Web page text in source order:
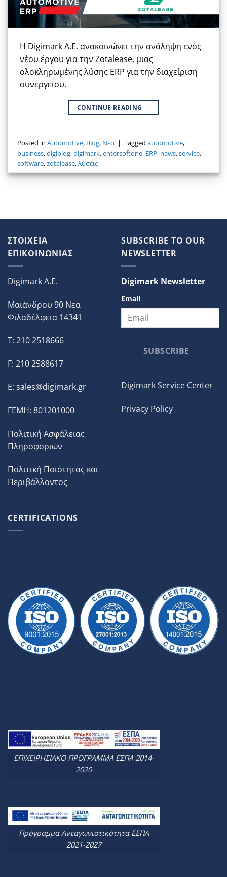
Η Digimark A.E. ανακοινώνει την ανάληψη ενός
νέου έργου για την Zotalease, μιας
ολοκληρωμένης λύσης ERP για την διαχείριση
συνεργείου.
CONTINUE READING →
Posted inAutomotive, Blog, Νέα | Taggedautomotive,
business,digiblog,digimark,entersoftone, ERP, news,service,
software,zotalease,λύσεις
ΣΤΟΙΧΕΙΑ
ΕΠΙΚΟΙΝΩΝΙΑΣ
Digimark A.E.
Μαιάνδρου 90 Νεα
Φιλαδέλφεια 14341
T: 210 2518666
F: 210 2588617
E: sales@digimark.gr
ΓΕΜΗ: 801201000
Πολιτική Ασφάλειας
Πληροφοριών
Πολιτική Ποιότητας και
Περιβάλλοντος
SUBSCRIBE TO OUR
NEWSLETTER
Digimark Newsletter
Email
SUBSCRIBE
Digimark Service Center
Privacy Policy
CERTIFICATIONS
ΕΠΙΧΕΙΡΗΣΙΑΚΟ ΠΡΟΓΡΑΜΜΑ ΕΣΠΑ 2014-
2020
Πρόγραμμα Ανταγωνιστικότητα ΕΣΠΑ
2021-2027